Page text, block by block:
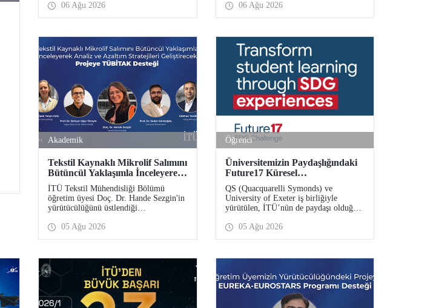
Ağustos’ta tamamlanacak, ilgili fakülte
ve birimler adaylara bilgi vermeye
06 Ağu 2026
geliştirmek amacıyla 20-27 Temmuz
tarihlerinde ABD’de dünyanın önde
Purdue Üniversitesi başta olmak üzere
bir dizi ziyarette bulundu.
06 Ağu 2026
Akademik
Tekstil Kaynaklı Mikrolif Salımını
Bütüncül Yaklaşımla İnceleyerek
Analiz ve Azaltım Stratejileri
Geliştirecek Projeye TÜBİTAK
Desteği
İTÜ Tekstil Mühendisliği Bölümü
öğretim üyesi Doç. Dr. Hande Sezgin'in
yürütücülüğünü üstlendiği
Esaslı Tekstil Ürünlerinde Kullanım
Koşullarına Bağlı Mikrolif Salımı:
Döngülerinin Bütünsel Analizi ve
Azaltım Stratejilerinin Geliştirilmesi”
başlıklı proje, TÜBİTAK 2515 – COST
Aksiyon Üyeleri Ar-Ge Destek
Programı kapsamında desteklenmeye
hak kazandı.
05 Ağu 2026
Öğrenci
Üniversitemizin Paydaşlığındaki
Future17 Küresel
Sürdürülebilirlik Proje Programı,
Öğrencilerimizin Başvurularını
Bekliyor
QS (Quacquarelli Symonds) ve
University of Exeter iş birliğiyle
yürütülen, İTÜ’nün de paydaşı olduğu
Proje Programı için yeni dönem öğrenci
başvuruları açıldı. Başvurular için son
05 Ağu 2026